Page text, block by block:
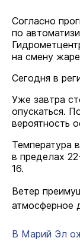
Согласно
по
на смену
Сегодня в
Уже завтра
опускаться.
вероятность
Температура
в пределах
16.
Ветер
атмосферное
В Марий Эл